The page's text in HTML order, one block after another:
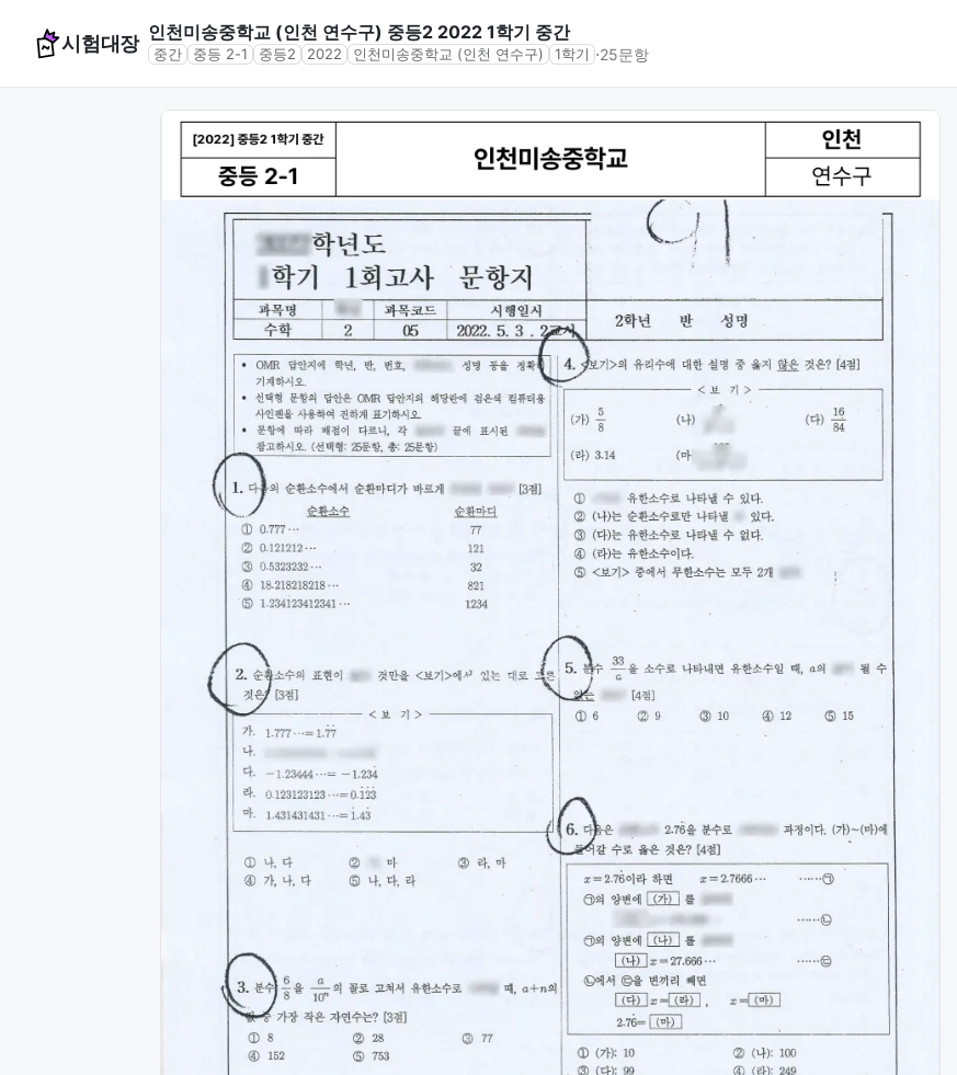
시험대장 인천미송중학교 (인천 연수구) 중등2 2022 1학기 중간
중간 중등 2-1 중등2 2022 인천미송중학교 (인천 연수구) 1학기 ⋅25문항